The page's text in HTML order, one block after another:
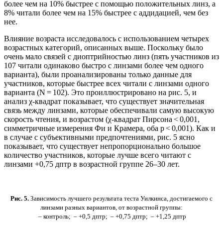
более чем на 10% быстрее с помощью положительных линз, а
8% читали более чем на 15% быстрее с аддидацией, чем без
нее.
Влияние возраста исследовалось с использованием четырех
возрастных категорий, описанных выше. Поскольку было
очень мало связей с диоптрийностью линз (пять участников из
107 читали одинаково быстро с линзами более чем одного
варианта), были проанализированы только данные для
участников, которые быстрее всех читали с линзами одного
варианта (N = 102). Это проиллюстрировано на рис. 5, и
анализ χ-квадрат показывает, что существует значительная
связь между линзами, которые обеспечивали самую высокую
скорость чтения, и возрастом (χ-квадрат Пирсона < 0,001,
симметричные измерения Фи и Крамера, оба p < 0,001). Как и
в случае с субъективными предпочтениями, рис. 5 ясно
показывает, что существует непропорционально большое
количество участников, которые лучше всего читают с
линзами +0,75 дптр в возрастной группе 26–30 лет.
Рис. 5. Зависимость лучшего результата теста Уилкинса, достигаемого с
линзами разных вариантов, от возрастной группы:
– контроль; – +0,5 дптр; – +0,75 дптр; – +1,25 дптр